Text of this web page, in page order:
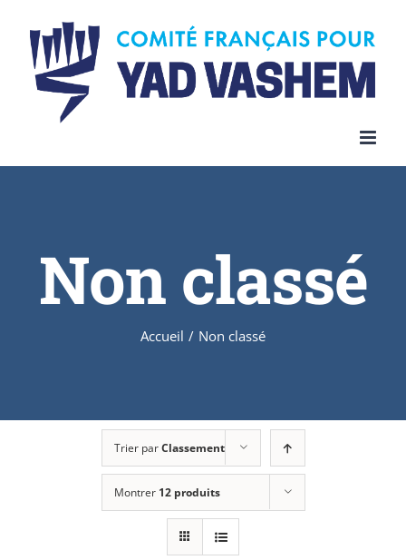
content
Non classé
Accueil / Non classé
Trier parClassement
Montrer 12 produits